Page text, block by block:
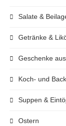
Salate &
Getränke &
Geschenke
Koch- und
Suppen &
Ostern